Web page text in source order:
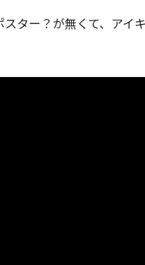
ター？が無くて、アイ